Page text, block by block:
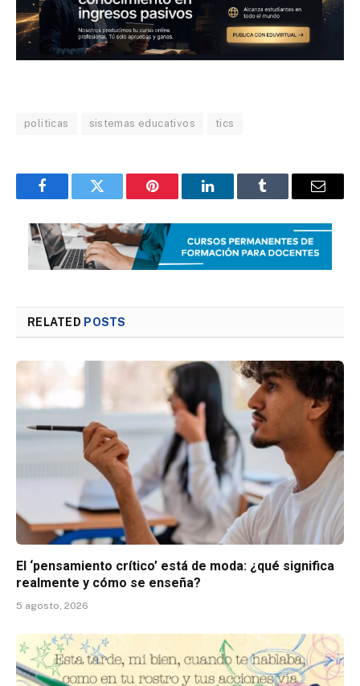
politicas sistemas educativos tics
FacebookTwitter Pinterest LinkedInTumblr Email
RELATED POSTS
El ‘pensamiento crítico’ está de moda: ¿qué significa
realmente y cómo se enseña?
5 agosto, 2026